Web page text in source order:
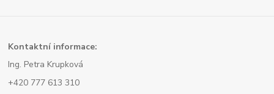
Kontaktní informace:
Ing. Petra Krupková
+420 777 613 310